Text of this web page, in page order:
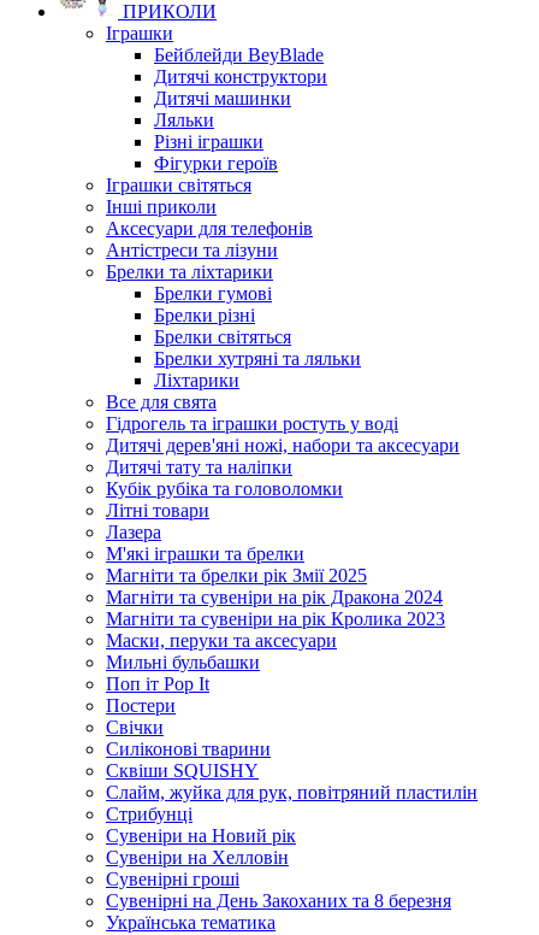
ПРИКОЛИ
Іграшки
Бейблейди BeyBlade
Дитячі конструктори
Дитячі машинки
Ляльки
Різні іграшки
Фігурки героїв
Іграшки світяться
Інші приколи
Аксесуари для телефонів
Антістреси та лізуни
Брелки та ліхтарики
Брелки гумові
Брелки різні
Брелки світяться
Брелки хутряні та ляльки
Ліхтарики
Все для свята
Гідрогель та іграшки ростуть у воді
Дитячі дерев'яні ножі, набори та аксесуари
Дитячі тату та наліпки
Кубік рубіка та головоломки
Літні товари
Лазера
М'які іграшки та брелки
Магніти та брелки рік Змії 2025
Магніти та сувеніри на рік Дракона 2024
Магніти та сувеніри на рік Кролика 2023
Маски, перуки та аксесуари
Мильні бульбашки
Поп іт Pop It
Постери
Свічки
Силіконові тварини
Сквіши SQUISHY
Слайм, жуйка для рук, повітряний пластилін
Стрибунці
Сувеніри на Новий рік
Сувеніри на Хелловін
Сувенірні гроші
Сувенірні на День Закоханих та 8 березня
Українська тематика